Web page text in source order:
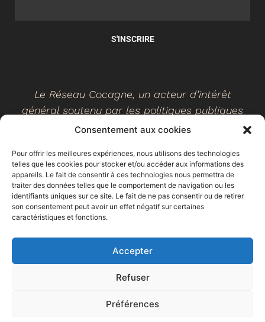
Consentement aux cookies
Pour offrir les meilleures expériences, nous utilisons des technologies
telles que les cookies pour stocker et/ou accéder aux informations des
appareils. Le fait de consentir à ces technologies nous permettra de
traiter des données telles que le comportement de navigation ou les
identifiants uniques sur ce site. Le fait de ne pas consentir ou de retirer
son consentement peut avoir un effet négatif sur certaines
caractéristiques et fonctions.
Accepter
Refuser
Préférences
S'INSCRIRE
Le Réseau Cocagne, un acteur d’intérêt
général soutenu par les politiques publiques
©2026- Réseau Cocagne -Site web réalisé par Ethicweb
Mentions légales